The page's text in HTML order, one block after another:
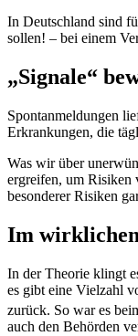
In Deutschland sind
sollen! – bei einem
„Signale“
Spontanmeldungen
Erkrankungen, die
Was wir über
ergreifen, um Risiken
besonderer Risiken
Im
In der Theorie klingt
es gibt eine Vielzahl
zurück. So war es
auch den Behörden